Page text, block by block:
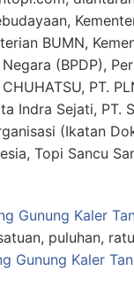
BUMN,
(BPDP),
PT.
Indra Sejati, PT.
(Ikatan
Topi Sancu
Gunung Kaler
puluhan,
Gunung Kaler